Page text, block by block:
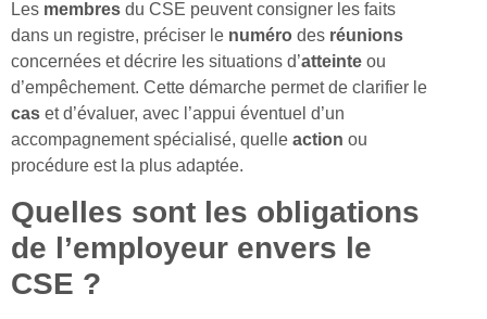
Les membres du CSE peuvent consigner les faits
dans un registre, préciser le numéro des réunions
concernées et décrire les situations d’atteinte ou
d’empêchement. Cette démarche permet de clarifier le
cas et d’évaluer, avec l’appui éventuel d’un
accompagnement spécialisé, quelle action ou
procédure est la plus adaptée.
Quelles sont les obligations
de l’employeur envers le
CSE ?